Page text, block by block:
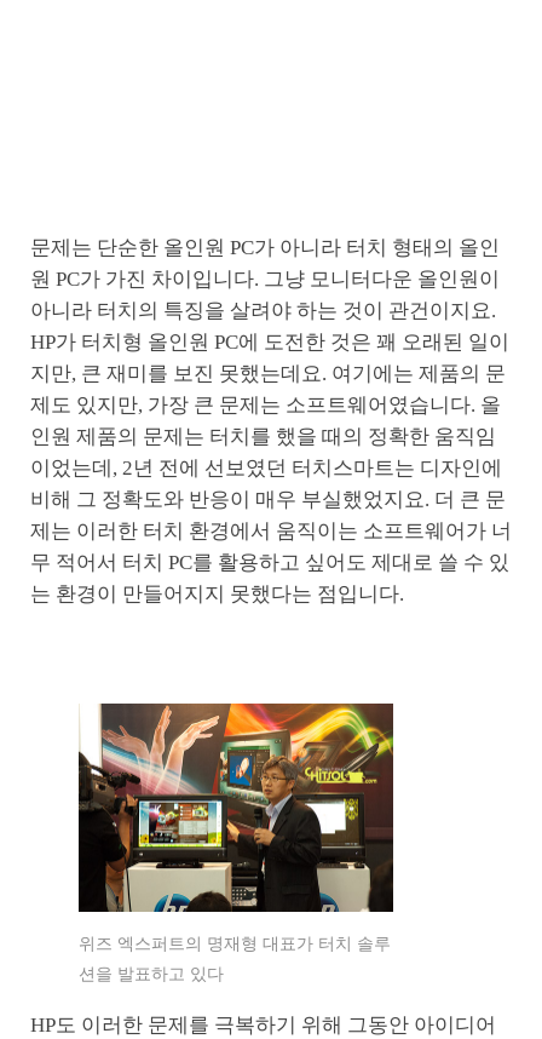
문제는 단순한 올인원 PC가 아니라 터치 형태의 올인
원 PC가 가진 차이입니다. 그냥 모니터다운 올인원이
아니라 터치의 특징을 살려야 하는 것이 관건이지요.
HP가 터치형 올인원 PC에 도전한 것은 꽤 오래된 일이
지만, 큰 재미를 보진 못했는데요. 여기에는 제품의 문
제도 있지만, 가장 큰 문제는 소프트웨어였습니다. 올
인원 제품의 문제는 터치를 했을 때의 정확한 움직임
이었는데, 2년 전에 선보였던 터치스마트는 디자인에
비해 그 정확도와 반응이 매우 부실했었지요. 더 큰 문
제는 이러한 터치 환경에서 움직이는 소프트웨어가 너
무 적어서 터치 PC를 활용하고 싶어도 제대로 쓸 수 있
는 환경이 만들어지지 못했다는 점입니다.
위즈 엑스퍼트의 명재형 대표가 터치 솔루
션을 발표하고 있다
HP도 이러한 문제를 극복하기 위해 그동안 아이디어